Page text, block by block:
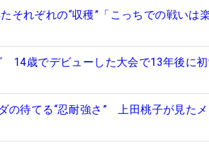
れぞれの“収穫”「こっちでの戦いは
14歳でデビューした大会で13年後に
の待てる“忍耐強さ” 上田桃子が見た